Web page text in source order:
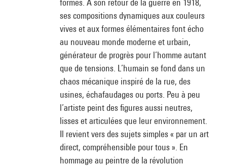
formes. À son retour de la guerre en 1918,
ses compositions dynamiques aux couleurs
vives et aux formes élémentaires font écho
au nouveau monde moderne et urbain,
générateur de progrès pour l’homme autant
que de tensions. L’humain se fond dans un
chaos mécanique inspiré de la rue, des
usines, échafaudages ou ports. Peu à peu
l’artiste peint des figures aussi neutres,
lisses et articulées que leur environnement.
Il revient vers des sujets simples « par un art
direct, compréhensible pour tous ». En
hommage au peintre de la révolution